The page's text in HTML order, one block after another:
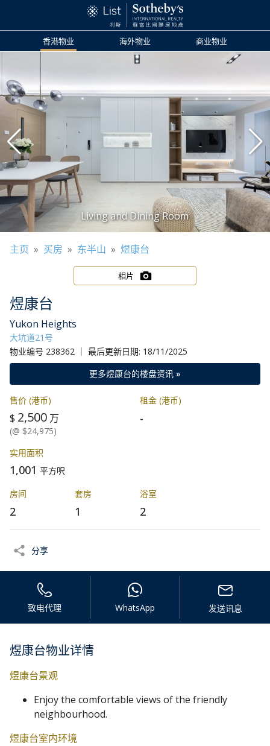
香港物业 海外物业 商业物业
主页 » 买房 » 东半山 » 煜康台
相片
煜康台
Yukon Heights
大坑道21号
物业编号 238362 ｜ 最后更新日期: 18/11/2025
更多煜康台的楼盘资讯 »
售价 (港币)
$ 2,500 万
(@ $24,975)
租金 (港币)
-
实用面积
1,001 平方呎
房间
2
套房
1
浴室
2
分享
致电代理 WhatsApp 发送讯息
煜康台物业详情
煜康台景观
Enjoy the comfortable views of the friendly
neighbourhood.
煜康台室内环境